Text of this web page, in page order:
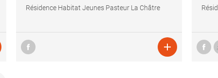
Résidence Habitat Jeunes Pasteur La Châtre
